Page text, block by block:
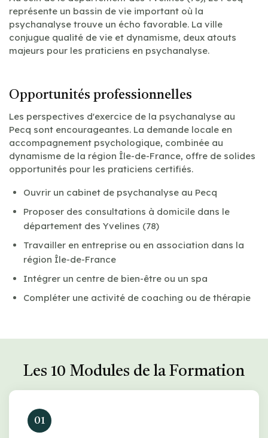
représente un bassin de vie important où la
psychanalyse trouve un écho favorable. La ville
conjugue qualité de vie et dynamisme, deux atouts
majeurs pour les praticiens en psychanalyse.
Opportunités professionnelles
Les perspectives d'exercice de la psychanalyse au
Pecq sont encourageantes. La demande locale en
accompagnement psychologique, combinée au
dynamisme de la région Île-de-France, offre de solides
opportunités pour les praticiens certifiés.
Ouvrir un cabinet de psychanalyse au Pecq
Proposer des consultations à domicile dans le
département des Yvelines (78)
Travailler en entreprise ou en association dans la
région Île-de-France
Intégrer un centre de bien-être ou un spa
Compléter une activité de coaching ou de thérapie
Les 10 Modules de la Formation
01